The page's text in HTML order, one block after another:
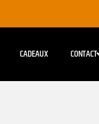
CADEAUX CONTACT